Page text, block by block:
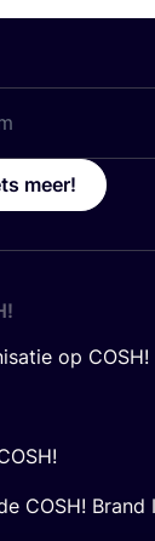
meer!
!
op COSH!
COSH! Brand